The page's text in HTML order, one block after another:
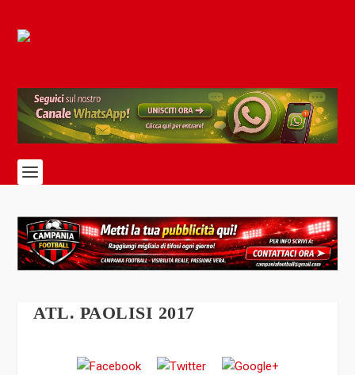
ATL. PAOLISI 2017